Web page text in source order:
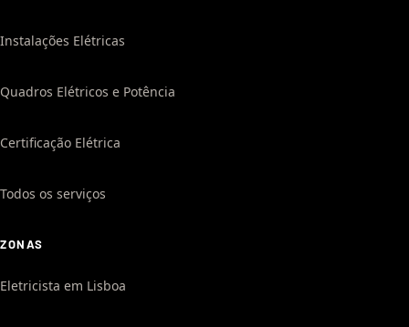
Instalações Elétricas
Quadros Elétricos e Potência
Certificação Elétrica
Todos os serviços
ZONAS
Eletricista em Lisboa